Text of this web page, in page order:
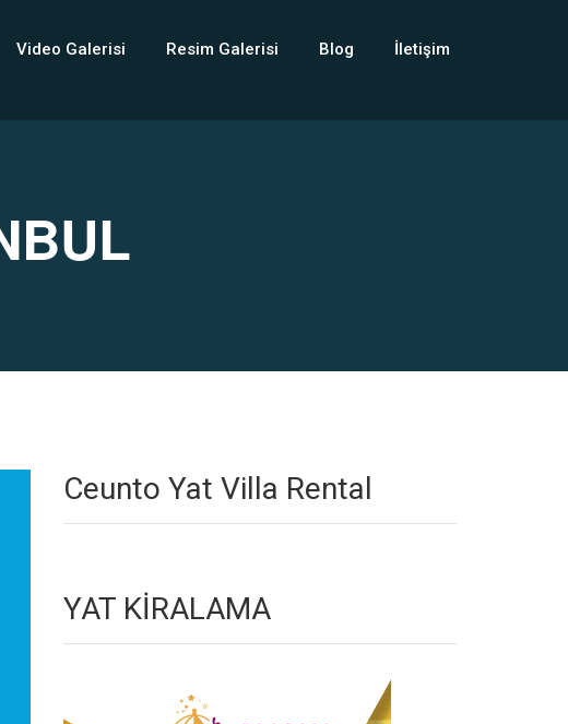
Video Galerisi Resim Galerisi Blog İletişim
Ceunto Yat Villa Rental
YAT KİRALAMA